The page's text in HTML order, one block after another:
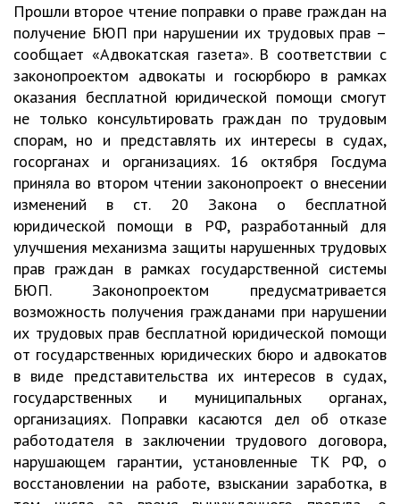
Прошли второе чтение поправки о праве граждан на
получение БЮП при нарушении их трудовых прав –
сообщает «Адвокатская газета». В соответствии с
законопроектом адвокаты и госюрбюро в рамках
оказания бесплатной юридической помощи смогут
не только консультировать граждан по трудовым
спорам, но и представлять их интересы в судах,
госорганах и организациях. 16 октября Госдума
приняла во втором чтении законопроект о внесении
изменений в ст. 20 Закона о бесплатной
юридической помощи в РФ, разработанный для
улучшения механизма защиты нарушенных трудовых
прав граждан в рамках государственной системы
БЮП. Законопроектом предусматривается
возможность получения гражданами при нарушении
их трудовых прав бесплатной юридической помощи
от государственных юридических бюро и адвокатов
в виде представительства их интересов в судах,
государственных и муниципальных органах,
организациях. Поправки касаются дел об отказе
работодателя в заключении трудового договора,
нарушающем гарантии, установленные ТК РФ, о
восстановлении на работе, взыскании заработка, в